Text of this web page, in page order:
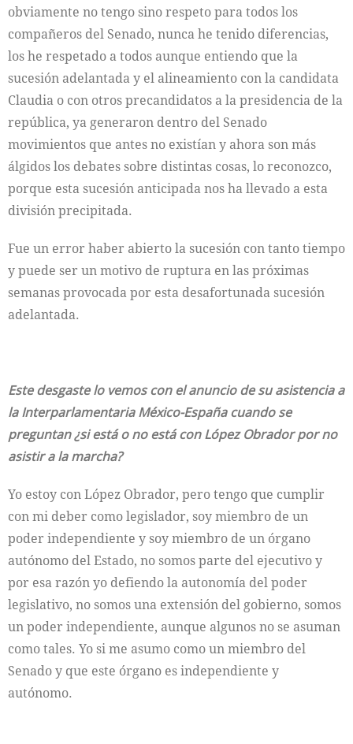
obviamente no tengo sino respeto para todos los
compañeros del Senado, nunca he tenido diferencias,
los he respetado a todos aunque entiendo que la
sucesión adelantada y el alineamiento con la candidata
Claudia o con otros precandidatos a la presidencia de la
república, ya generaron dentro del Senado
movimientos que antes no existían y ahora son más
álgidos los debates sobre distintas cosas, lo reconozco,
porque esta sucesión anticipada nos ha llevado a esta
división precipitada.
Fue un error haber abierto la sucesión con tanto tiempo
y puede ser un motivo de ruptura en las próximas
semanas provocada por esta desafortunada sucesión
adelantada.
Este desgaste lo vemos con el anuncio de su asistencia a
la Interparlamentaria México-España cuando se
preguntan ¿si está o no está con López Obrador por no
asistir a la marcha?
Yo estoy con López Obrador, pero tengo que cumplir
con mi deber como legislador, soy miembro de un
poder independiente y soy miembro de un órgano
autónomo del Estado, no somos parte del ejecutivo y
por esa razón yo defiendo la autonomía del poder
legislativo, no somos una extensión del gobierno, somos
un poder independiente, aunque algunos no se asuman
como tales. Yo si me asumo como un miembro del
Senado y que este órgano es independiente y
autónomo.